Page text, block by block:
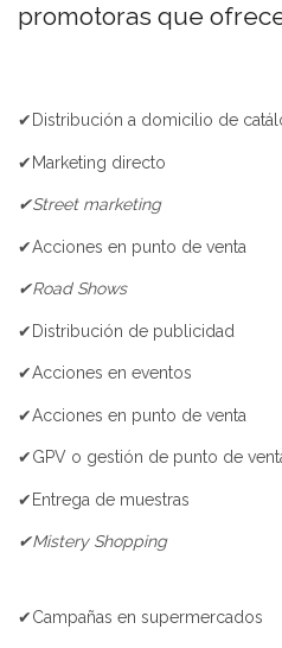
promotoras que
✔Distribución a domicilio de
✔Marketing directo
✔Street marketing
✔Acciones en punto de venta
✔Road Shows
✔Distribución de publicidad
✔Acciones en eventos
✔Acciones en punto de venta
✔GPV o gestión de punto de
✔Entrega de muestras
✔Mistery Shopping
✔Campañas en supermercados